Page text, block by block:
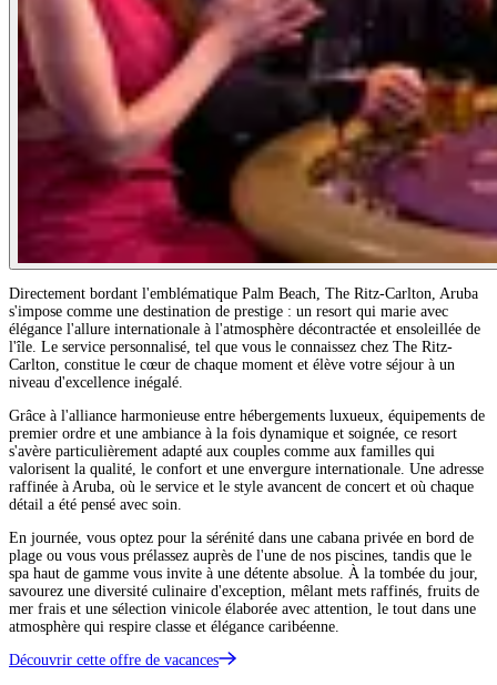
Directement bordant l'emblématique Palm Beach, The Ritz-Carlton, Aruba
s'impose comme une destination de prestige : un resort qui marie avec
élégance l'allure internationale à l'atmosphère décontractée et ensoleillée de
l'île. Le service personnalisé, tel que vous le connaissez chez The Ritz-
Carlton, constitue le cœur de chaque moment et élève votre séjour à un
niveau d'excellence inégalé.
Grâce à l'alliance harmonieuse entre hébergements luxueux, équipements de
premier ordre et une ambiance à la fois dynamique et soignée, ce resort
s'avère particulièrement adapté aux couples comme aux familles qui
valorisent la qualité, le confort et une envergure internationale. Une adresse
raffinée à Aruba, où le service et le style avancent de concert et où chaque
détail a été pensé avec soin.
En journée, vous optez pour la sérénité dans une cabana privée en bord de
plage ou vous vous prélassez auprès de l'une de nos piscines, tandis que le
spa haut de gamme vous invite à une détente absolue. À la tombée du jour,
savourez une diversité culinaire d'exception, mêlant mets raffinés, fruits de
mer frais et une sélection vinicole élaborée avec attention, le tout dans une
atmosphère qui respire classe et élégance caribéenne.
Découvrir cette offre de vacances